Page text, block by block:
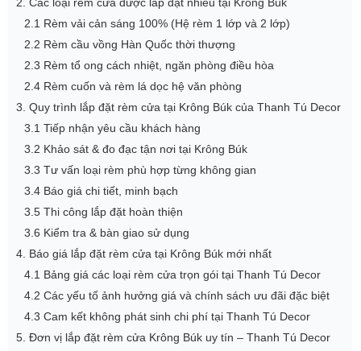
2.1 Rèm vải cản sáng 100% (Hệ rèm 1 lớp và 2 lớp)
2.2 Rèm cầu vồng Hàn Quốc thời thượng
2.3 Rèm tổ ong cách nhiệt, ngăn phòng điều hòa
2.4 Rèm cuốn và rèm lá dọc hệ văn phòng
3. Quy trình lắp đặt rèm cửa tại Krông Búk của Thanh Tú Decor
3.1 Tiếp nhận yêu cầu khách hàng
3.2 Khảo sát & đo đạc tận nơi tại Krông Búk
3.3 Tư vấn loại rèm phù hợp từng không gian
3.4 Báo giá chi tiết, minh bạch
3.5 Thi công lắp đặt hoàn thiện
3.6 Kiểm tra & bàn giao sử dụng
4. Báo giá lắp đặt rèm cửa tại Krông Búk mới nhất
4.1 Bảng giá các loại rèm cửa trọn gói tại Thanh Tú Decor
4.2 Các yếu tố ảnh hưởng giá và chính sách ưu đãi đặc biệt
4.3 Cam kết không phát sinh chi phí tại Thanh Tú Decor
5. Đơn vị lắp đặt rèm cửa Krông Búk uy tín – Thanh Tú Decor